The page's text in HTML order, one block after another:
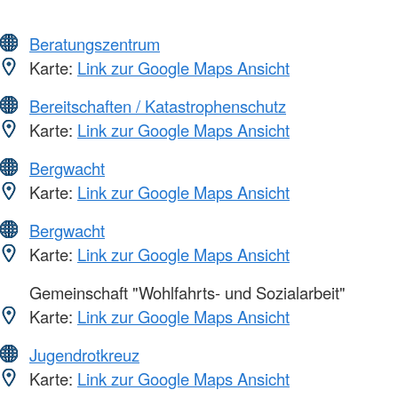
Beratungszentrum
Karte: Link zur Google Maps Ansicht
Bereitschaften / Katastrophenschutz
Karte: Link zur Google Maps Ansicht
Bergwacht
Karte: Link zur Google Maps Ansicht
Bergwacht
Karte: Link zur Google Maps Ansicht
Gemeinschaft "Wohlfahrts- und Sozialarbeit"
Karte: Link zur Google Maps Ansicht
Jugendrotkreuz
Karte: Link zur Google Maps Ansicht